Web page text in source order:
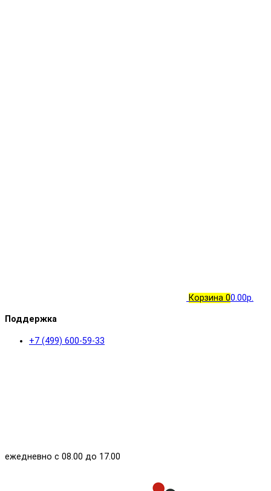
Корзина 00.00р.
Поддержка
+7 (499) 600-59-33
ежедневно с 08.00 до 17.00